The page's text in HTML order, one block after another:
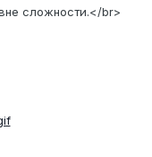
сложности.</br>